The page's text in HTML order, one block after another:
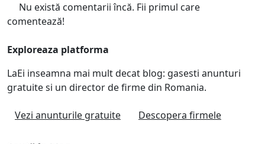
Nu există comentarii încă. Fii primul care
comentează!
Exploreaza platforma
LaEi inseamna mai mult decat blog: gasesti anunturi
gratuite si un director de firme din Romania.
Vezi anunturile gratuite Descopera firmele